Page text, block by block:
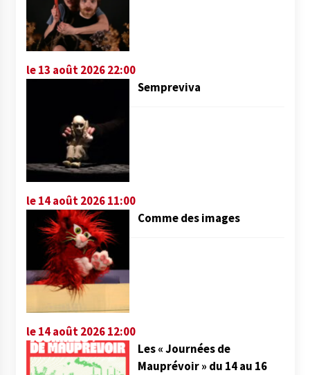
le 13 août 2026 22:00
Sempreviva
le 14 août 2026 11:00
Comme des images
le 14 août 2026 12:00
Les « Journées de
Mauprévoir » du 14 au 16